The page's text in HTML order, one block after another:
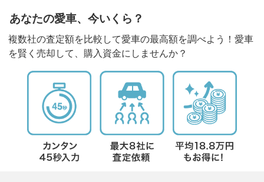
あなたの愛車、今いくら？
複数社の査定額を比較して愛車の最高額を調べよう！愛車
を賢く売却して、購入資金にしませんか？